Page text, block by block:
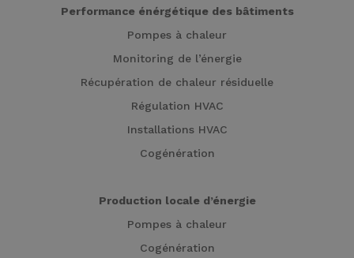
Performance énérgétique des bâtiments
Pompes à chaleur
Monitoring de l’énergie
Récupération de chaleur résiduelle
Régulation HVAC
Installations HVAC
Cogénération
Production locale d’énergie
Pompes à chaleur
Cogénération